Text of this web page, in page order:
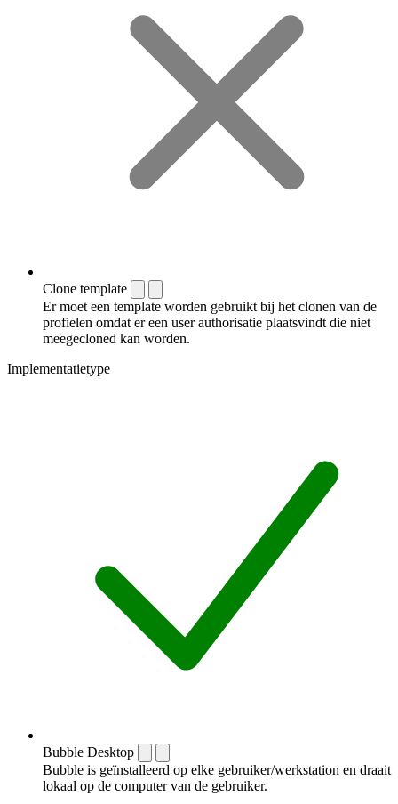
Clone template
Er moet een template worden gebruikt bij het clonen van de
profielen omdat er een user authorisatie plaatsvindt die niet
meegecloned kan worden.
Implementatietype
Bubble Desktop
Bubble is geïnstalleerd op elke gebruiker/werkstation en draait
lokaal op de computer van de gebruiker.